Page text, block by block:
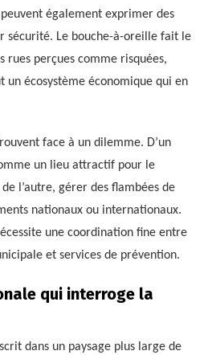
également exprimer des
sécurité. Le bouche-à-oreille fait le
rues perçues comme risquées,
un écosystème économique qui en
face à un dilemme. D’un
un lieu attractif pour le
l’autre, gérer des flambées de
nationaux ou internationaux.
une coordination fine entre
et services de prévention.
qui interroge la
dans un paysage plus large de